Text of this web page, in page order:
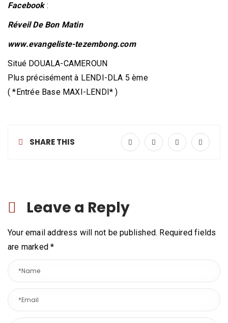
Facebook:
Réveil De Bon Matin
www.evangeliste-tezembong.com
Situé DOUALA-CAMEROUN
Plus précisément à LENDI-DLA 5 ème
( *Entrée Base MAXI-LENDI* )
SHARE THIS
Leave a Reply
Your email address will not be published. Required fields
are marked*